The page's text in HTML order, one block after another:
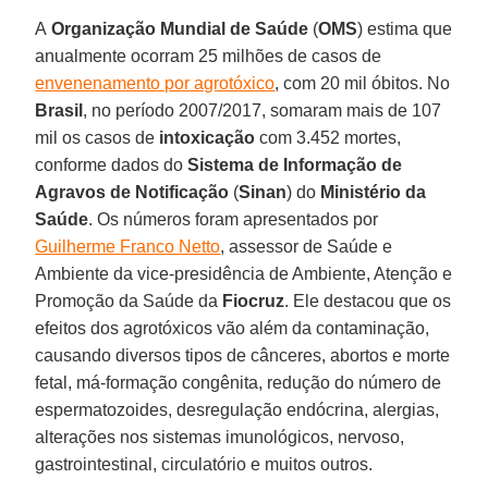
A Organização Mundial de Saúde (OMS) estima que
anualmente ocorram 25 milhões de casos de
envenenamento por agrotóxico, com 20 mil óbitos. No
Brasil , no período 2007/2017, somaram mais de 107
mil os casos de intoxicação com 3.452 mortes,
conforme dados doSistema de Informação de
Agravos de Notificação (Sinan) do Ministério da
Saúde. Os números foram apresentados por
Guilherme Franco Netto, assessor de Saúde e
Ambiente da vice-presidência de Ambiente, Atenção e
Promoção da Saúde da Fiocruz. Ele destacou que os
efeitos dos agrotóxicos vão além da contaminação,
causando diversos tipos de cânceres, abortos e morte
fetal, má-formação congênita, redução do número de
espermatozoides, desregulação endócrina, alergias,
alterações nos sistemas imunológicos, nervoso,
gastrointestinal, circulatório e muitos outros.